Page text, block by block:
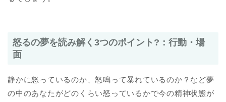
怒るの夢を読み解く3つのポイント?：行動・場
面
静かに怒っているのか、怒鳴って暴れているのか？など夢
の中のあなたがどのくらい怒っているかで今の精神状態が